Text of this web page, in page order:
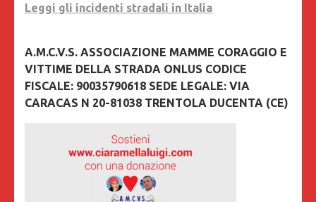
Leggi gli incidenti stradali in Italia
A.M.C.V.S. ASSOCIAZIONE MAMME CORAGGIO E
VITTIME DELLA STRADA ONLUS CODICE
FISCALE: 90035790618 SEDE LEGALE: VIA
CARACAS N 20-81038 TRENTOLA DUCENTA (CE)